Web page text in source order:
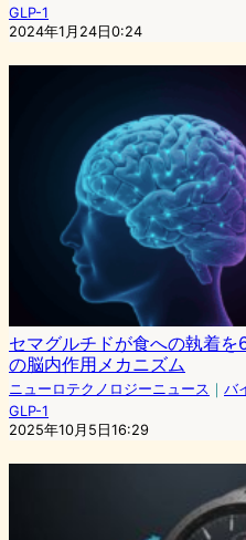
GLP-1
2024年1月24日0:24
セマグルチドが食への執着
の脳内作用メカニズム
ニューロテクノロジーニュース ｜ バ
GLP-1
2025年10月5日16:29